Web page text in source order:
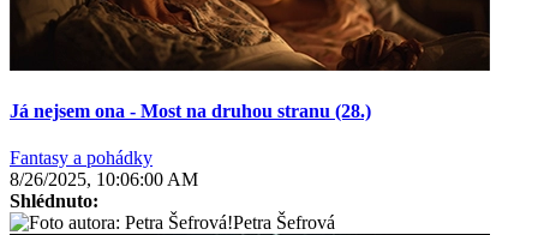
Já nejsem ona - Most na druhou stranu (28.)
Fantasy a pohádky
8/26/2025, 10:06:00 AM
Shlédnuto:
Petra Šefrová